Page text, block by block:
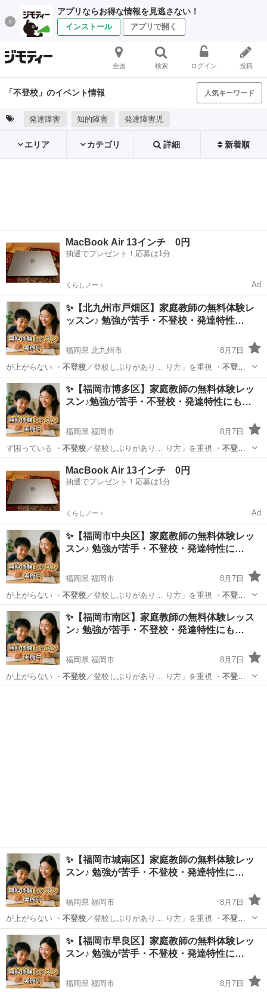
アプリならお得な情報を見逃さない！
インストール アプリで開く
全国 検索 ログイン 投稿
「不登校」のイベント情報 人気キーワード
発達障害 知的障害 発達障害児
エリア カテゴリ 詳細 新着順
MacBook Air 13インチ 0円
抽選でプレゼント！応募は1分
くらしノート Ad
✨【北九州市戸畑区】家庭教師の無料体験レ
ッスン♪ 勉強が苦手・不登校・発達特性…
福岡県 北九州市
8月7日
が上がらない ・ 不登校／登校しぶりがあり… り方」を重視 ・ 不登
校・発達特性のあるお… 学生／高校生 ・不登校／発達障害／勉強が…
福岡 北九州市 育児 不登校
✨【福岡市博多区】家庭教師の無料体験レッ
スン♪勉強が苦手・不登校・発達特性にも…
福岡県 福岡市
8月7日
ず困っている ・ 不登校／登校しぶりがあり… り方」を重視 ・ 不登
校・発達特性のあるお… 学生／高校生 ・不登校／発達障害／勉強が…
MacBook Air 13インチ 0円
抽選でプレゼント！応募は1分
くらしノート Ad
✨【福岡市中央区】家庭教師の無料体験レッ
スン♪ 勉強が苦手・不登校・発達特性に…
福岡県 福岡市
8月7日
が上がらない ・ 不登校／登校しぶりがあり… り方」を重視 ・ 不登
校・発達特性のあるお… 学生／高校生 ・不登校／発達障害／勉強が…
福岡 福岡市 育児 不登校
✨【福岡市南区】家庭教師の無料体験レッス
ン♪ 勉強が苦手・不登校・発達特性にも…
福岡県 福岡市
8月7日
が上がらない ・ 不登校／登校しぶりがあり… り方」を重視 ・ 不登
校・発達特性のあるお… 学生／高校生 ・不登校／発達障害／勉強が…
✨【福岡市城南区】家庭教師の無料体験レッ
スン♪ 勉強が苦手・不登校・発達特性に…
福岡県 福岡市
8月7日
が上がらない ・ 不登校／登校しぶりがあり… り方」を重視 ・ 不登
校・発達特性のあるお… 学生／高校生 ・不登校／発達障害／勉強が…
福岡 福岡市 育児 不登校
✨【福岡市早良区】家庭教師の無料体験レッ
スン♪ 勉強が苦手・不登校・発達特性に…
福岡県 福岡市
8月7日